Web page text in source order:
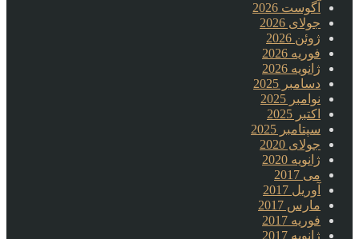
آگوست 2026
جولای 2026
ژوئن 2026
فوریه 2026
ژانویه 2026
دسامبر 2025
نوامبر 2025
اکتبر 2025
سپتامبر 2025
جولای 2020
ژانویه 2020
می 2017
آوریل 2017
مارس 2017
فوریه 2017
ژانویه 2017